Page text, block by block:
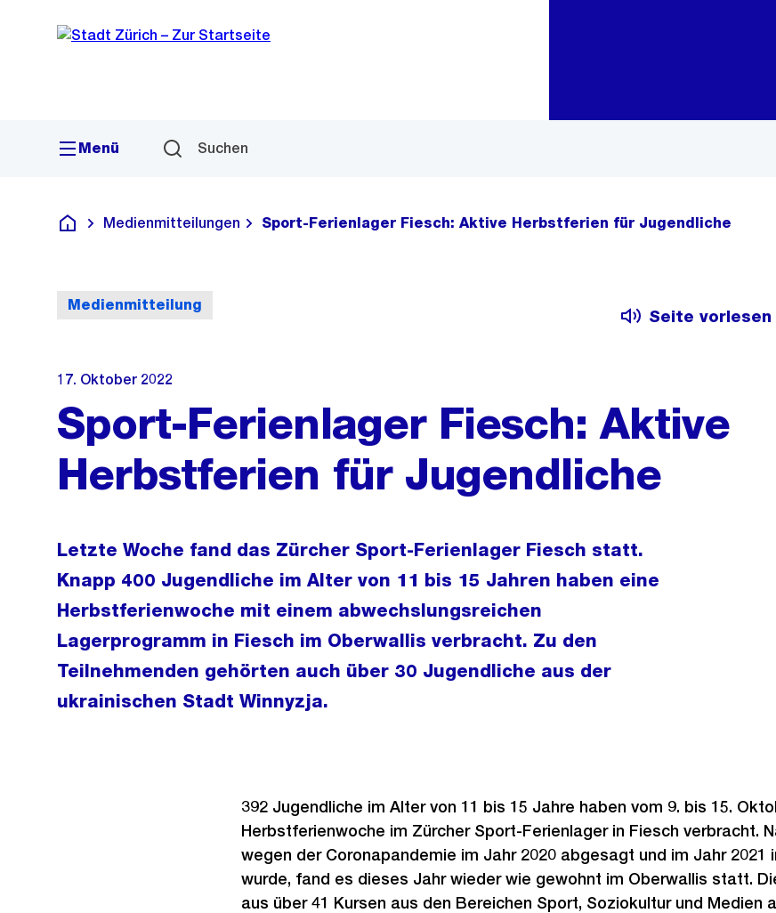
Navigation
Sprunglink
Menü Suchen
Deutsch
Medienmitteilungen Sport-Ferienlager Fiesch: Aktive Herbstferien für Jugendliche
Medienmitteilung
Seite vorlesen
17. Oktober 2022
Sport-Ferienlager Fiesch: Aktive
Herbstferien für Jugendliche
Letzte Woche fand das Zürcher Sport-Ferienlager Fiesch statt.
Knapp 400 Jugendliche im Alter von 11 bis 15 Jahren haben eine
Herbstferienwoche mit einem abwechslungsreichen
Lagerprogramm in Fiesch im Oberwallis verbracht. Zu den
Teilnehmenden gehörten auch über 30 Jugendliche aus der
ukrainischen Stadt Winnyzja.
392 Jugendliche im Alter von 11 bis 15 Jahre haben vom 9. bis 15.
Herbstferienwoche im Zürcher Sport-Ferienlager in Fiesch verbracht.
wegen der Coronapandemie im Jahr 2020 abgesagt und im Jahr 2021
wurde, fand es dieses Jahr wieder wie gewohnt im Oberwallis statt.
aus über 41 Kursen aus den Bereichen Sport, Soziokultur und Medien